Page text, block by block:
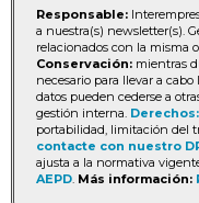
Responsable:
a nuestra(s) newsletter(s).
relacionados con la misma
Conservación: mientras
necesario para llevar a
datos pueden cederse a
gestión interna. Derechos:
portabilidad, limitación del
contacte con nuestro
ajusta a la normativa
AEPD Más información: